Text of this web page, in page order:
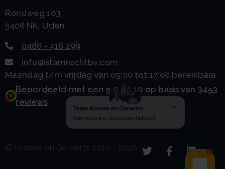
Rondweg 103
5406 NK, Uden
0486 - 416 299
info@stamrechtbv.com
Maandag t/m vrijdag van 09:00 tot 17:00 bereikbaar
Beoordeeld met een 9.0 uit 10 op basis van 3453
reviews
© Kroese en Geraerts 2010 - 2026